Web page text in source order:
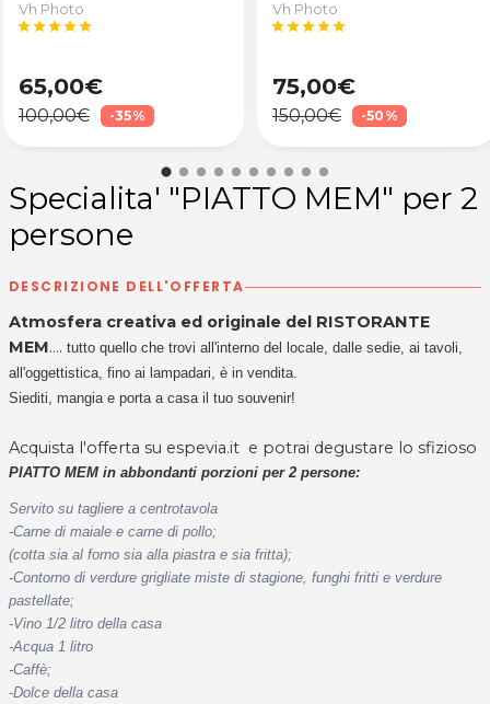
Vh Photo
starstarstarstarstar
65,00€
100,00€ -35%
Vh Photo
starstarstarstarstar
75,00€
150,00€ -50%
Specialita' "PIATTO MEM" per 2
persone
DESCRIZIONE DELL'OFFERTA
Atmosfera creativa ed originale del RISTORANTE
MEM.... tutto quello che trovi all'interno del locale, dalle sedie, ai tavoli,
all'oggettistica, fino ai lampadari, è in vendita.
Siediti, mangia e porta a casa il tuo souvenir!
Acquista l'offerta su espevia.it e potrai degustare lo sfizioso
PIATTO MEM in abbondanti porzioni per 2 persone:
Servito su tagliere a centrotavola
-Carne di maiale e carne di pollo;
(cotta sia al forno sia alla piastra e sia fritta);
-Contorno di verdure grigliate miste di stagione, funghi fritti e verdure
pastellate;
-Vino 1/2 litro della casa
-Acqua 1 litro
-Caffè;
-Dolce della casa